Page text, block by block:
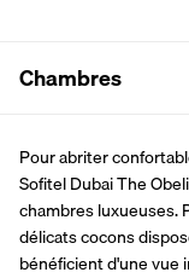
Chambres
Pour abriter
Sofitel Dubai The
chambres luxueuses.
délicats cocons
bénéficient d'une vue